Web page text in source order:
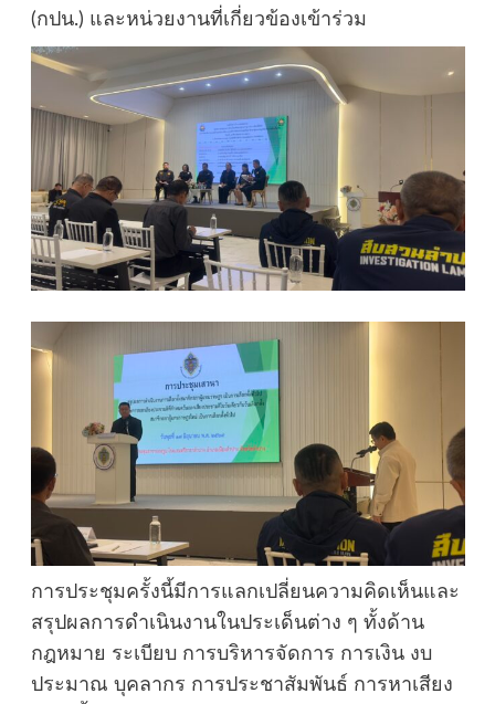
(กปน.) และหน่วยงานที่เกี่ยวข้องเข้าร่วม
การประชุมครั้งนี้มีการแลกเปลี่ยนความคิดเห็นและ
สรุปผลการดำเนินงานในประเด็นต่าง ๆ ทั้งด้าน
กฎหมาย ระเบียบ การบริหารจัดการ การเงิน งบ
ประมาณ บุคลากร การประชาสัมพันธ์ การหาเสียง